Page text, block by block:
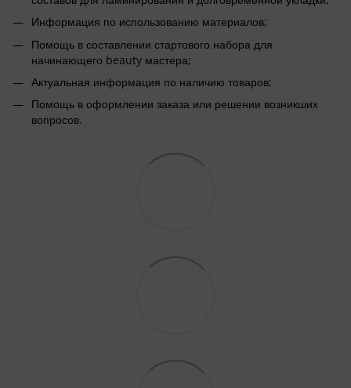
Информация по использованию материалов;
Помощь в составлении стартового набора для
начинающего beauty мастера;
Актуальная информация по наличию товаров;
Помощь в оформлении заказа или решении возникших
вопросов.